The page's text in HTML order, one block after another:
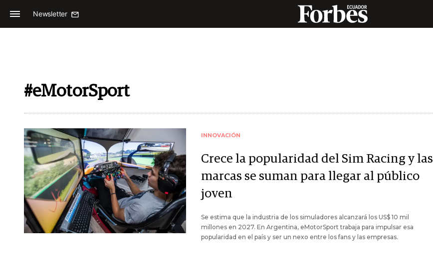
Newsletter
#eMotorSport
INNOVACIÓN
Crece la popularidad del Sim Racing y las
marcas se suman para llegar al público
joven
Se estima que la industria de los simuladores alcanzará los US$ 10 mil
millones en 2027. En Argentina, eMotorSport trabaja para impulsar esa
popularidad en el país y ser un nexo entre los fans y las empresas.